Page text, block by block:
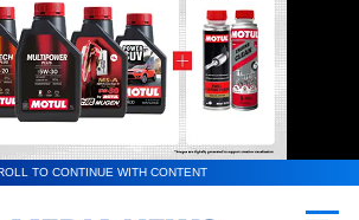
TO CONTINUE WITH CONTENT